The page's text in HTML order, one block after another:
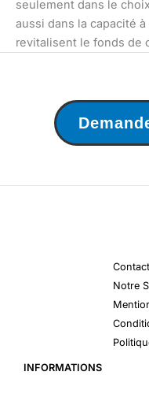
seulement dans le
aussi dans la capacité
revitalisent le fonds de
Notre
INFORMATIONS